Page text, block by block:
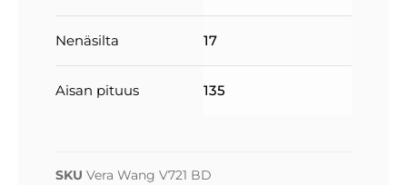
Nenäsilta 17
Aisan pituus 135
SKU Vera Wang V721 BD